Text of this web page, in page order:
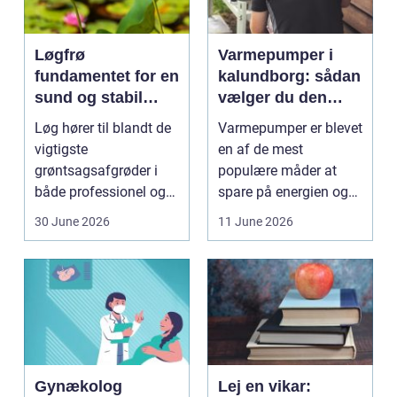
Løgfrø
fundamentet for en
sund og stabil
løgavl
Løg hører til blandt de
vigtigste
grøntsagsafgrøder i
både professionel og
30 June 2026
Varmepumper i
kalundborg: sådan
vælger du den
rigtige løsning
Varmepumper er blevet
en af de mest
populære måder at
spare på energien og
11 June 2026
Gynækolog
Lej en vikar: